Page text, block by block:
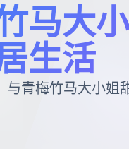
马大
生活
与青梅竹马大小姐